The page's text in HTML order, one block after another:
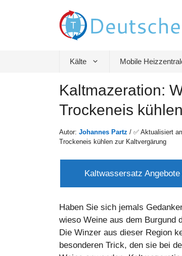
Kälte Mobile
Kaltmazeration:
Trockeneis
Autor: Johannes Partz / ✅ Aktualisiert
Trockeneis kühlen zur Kaltvergärung
Kaltwassersatz
Haben Sie sich jemals
wieso Weine aus dem Burgund
Die Winzer aus dieser Region
besonderen Trick, den sie bei